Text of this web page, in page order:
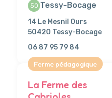
50 Tessy-Bocage
14 Le Mesnil Ours
50420 Tessy-Bocage
06 87 95 79 84
Ferme pédagogique
La Ferme des